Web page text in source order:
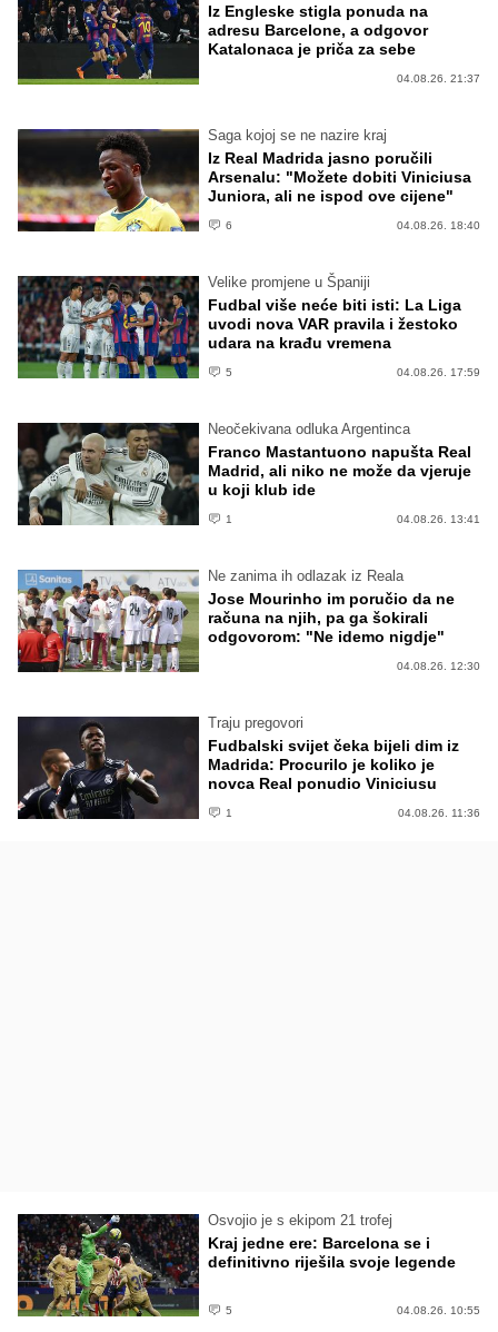
Iz Engleske stigla ponuda na
adresu Barcelone, a odgovor
Katalonaca je priča za sebe
04.08.26. 21:37
Saga kojoj se ne nazire kraj
Iz Real Madrida jasno poručili
Arsenalu: "Možete dobiti Viniciusa
Juniora, ali ne ispod ove cijene"
6 04.08.26. 18:40
Velike promjene u Španiji
Fudbal više neće biti isti: La Liga
uvodi nova VAR pravila i žestoko
udara na krađu vremena
5 04.08.26. 17:59
Neočekivana odluka Argentinca
Franco Mastantuono napušta Real
Madrid, ali niko ne može da vjeruje
u koji klub ide
1 04.08.26. 13:41
Ne zanima ih odlazak iz Reala
Jose Mourinho im poručio da ne
računa na njih, pa ga šokirali
odgovorom: "Ne idemo nigdje"
04.08.26. 12:30
Traju pregovori
Fudbalski svijet čeka bijeli dim iz
Madrida: Procurilo je koliko je
novca Real ponudio Viniciusu
1 04.08.26. 11:36
Osvojio je s ekipom 21 trofej
Kraj jedne ere: Barcelona se i
definitivno riješila svoje legende
5 04.08.26. 10:55